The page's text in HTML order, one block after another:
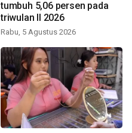
tumbuh 5,06 persen pada
triwulan II 2026
Rabu, 5 Agustus 2026